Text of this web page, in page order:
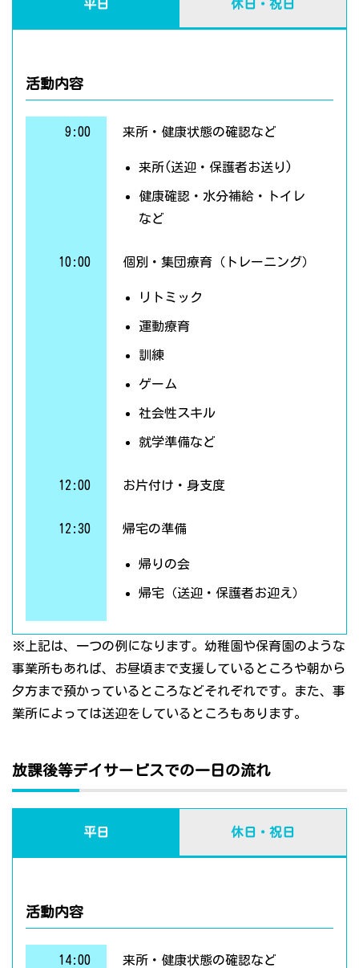
平日 休日・祝日
活動内容
9:00 来所・健康状態の確認など
来所(送迎・保護者お送り)
健康確認・水分補給・トイレ
など
10:00 個別・集団療育（トレーニング）
リトミック
運動療育
訓練
ゲーム
社会性スキル
就学準備など
12:00 お片付け・身支度
12:30 帰宅の準備
帰りの会
帰宅（送迎・保護者お迎え）
※上記は、一つの例になります。幼稚園や保育園のような
事業所もあれば、お昼頃まで支援しているところや朝から
夕方まで預かっているところなどそれぞれです。また、事
業所によっては送迎をしているところもあります。
放課後等デイサービスでの一日の流れ
平日 休日・祝日
活動内容
14:00 来所・健康状態の確認など